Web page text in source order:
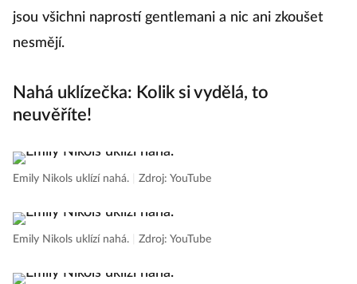
jsou všichni naprostí gentlemani a nic ani zkoušet
nesmějí.
Nahá uklízečka: Kolik si vydělá, to
neuvěříte!
Emily Nikols uklízí nahá. Zdroj: YouTube
Emily Nikols uklízí nahá. Zdroj: YouTube